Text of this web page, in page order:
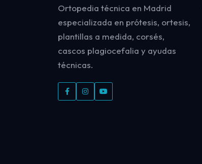
Ortopedia técnica en Madrid
especializada en prótesis, ortesis,
plantillas a medida, corsés,
cascos plagiocefalia y ayudas
técnicas.